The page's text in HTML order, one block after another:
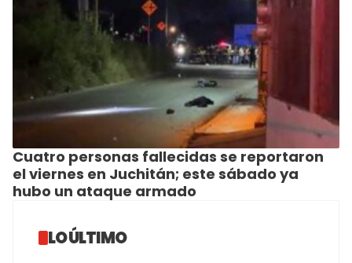
Cuatro personas fallecidas se reportaron
el viernes en Juchitán; este sábado ya
hubo un ataque armado
LO ÚLTIMO